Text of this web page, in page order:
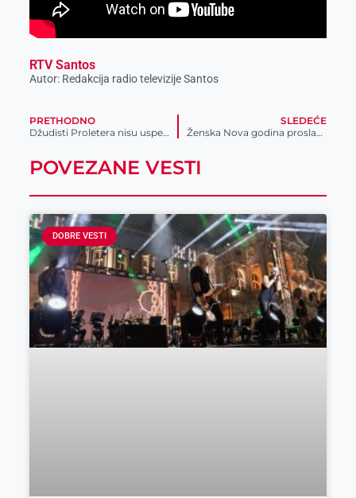
RTV Santos
Autor: Redakcija radio televizije Santos
PRETHODNO
Džudisti Proletera nisu uspeli da se plasiraju u Prvu džudo ligu
SLEDEĆE
Ženska Nova godina proslavljena u Zrenjaninu
POVEZANE VESTI
DOBRE VESTI